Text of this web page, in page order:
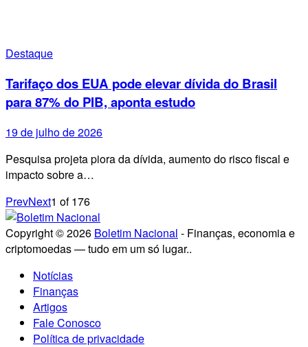
Destaque
Tarifaço dos EUA pode elevar dívida do Brasil
para 87% do PIB, aponta estudo
19 de julho de 2026
Pesquisa projeta piora da dívida, aumento do risco fiscal e
impacto sobre a…
PrevNext1 of176
Copyright © 2026 Boletim Nacional - Finanças, economia e
criptomoedas — tudo em um só lugar..
Notícias
Finanças
Artigos
Fale Conosco
Política de privacidade